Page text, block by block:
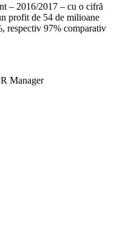
– 2016/2017 – cu o cifră
profit de 54 de milioane
respectiv 97% comparativ
Manager